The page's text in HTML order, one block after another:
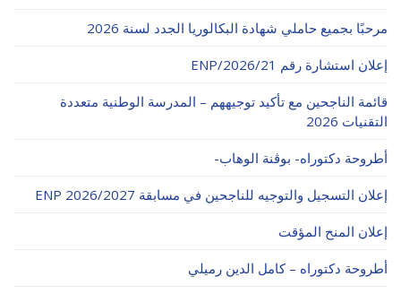
نماذج ما بعد التدرج
ميثاق الأداب والأخلاقيات الجامعية
مرحبًا بجميع حاملي شهادة البكالوريا الجدد لسنة 2026
إعلان استشارة رقم 21/ENP/2026
قائمة الناجحين مع تأكيد توجيههم – المدرسة الوطنية متعددة
التقنيات 2026
أطروحة دكتوراه- بوڨنة الوهاب-
إعلان التسجيل والتوجيه للناجحين في مسابقة ENP 2026/2027
إعلان المنح المؤقت
أطروحة دكتوراه – كامل الدين رميلي